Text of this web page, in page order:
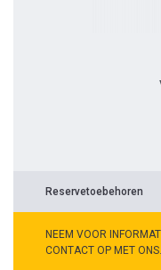
Reservetoebehoren
NEEM VOOR
CONTACT OP MET ONS.